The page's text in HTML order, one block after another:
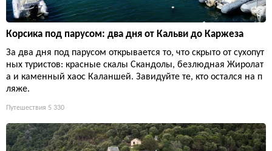
Корсика под парусом: два дня от Кальви до Каржеза
За два дня под парусом открывается то, что скрыто от сухопут
ных туристов: красные скалы Скандолы, безлюдная Жиролат
а и каменный хаос Каланшей. Завидуйте те, кто остался на п
ляже.
Путешествия 5 330